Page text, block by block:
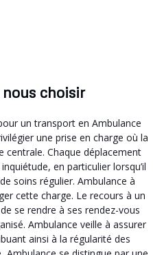
choisir
un transport en Ambulance
une prise en charge où la
centrale. Chaque déplacement
en particulier lorsqu’il
soins régulier. Ambulance à
cette charge. Le recours à un
se rendre à ses rendez-vous
Ambulance veille à assurer
ainsi à la régularité des